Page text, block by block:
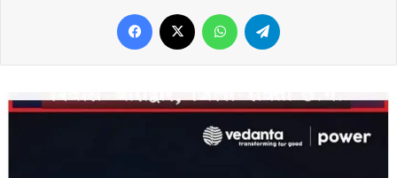
Facebook WhatsApp